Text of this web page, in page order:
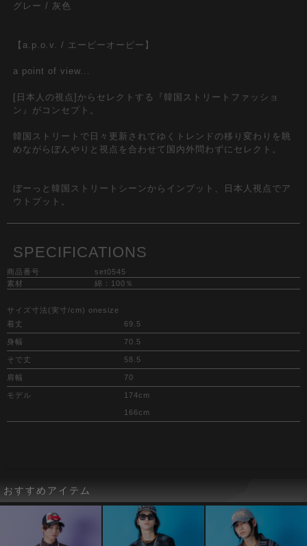
グレー / 灰色
【a.p.o.v. / エーピーオービー】
a point of view...
[日本人の視点]からセレクトする『韓国ストリートファッショ
ン』がコンセプト。
韓国ストリートで日々更新されてゆくトレンドの移り変わりを眺
めながらぼんやりと視点を合わせて国内外問わずにセレクト。
ぼーっと韓国ストリートシーンからインプット、日本人視点でア
ウトプット。
SPECIFICATIONS
商品番号
set0545
素材
綿：100％
サイズ寸法(実寸/cm) onesize
着丈
69.5
身幅 70.5
そで丈 58.5
肩幅 70
モデル 174cm
166cm
おすすめアイテム